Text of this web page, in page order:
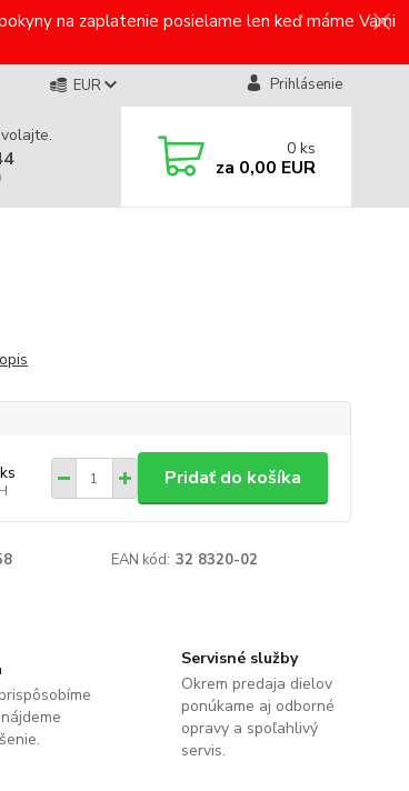
na zaplatenie posielame len keď máme Vami
EUR Prihlásenie
0 ks
za 0,00 EUR
ks Pridať do košíka
EAN kód: 32 8320-02
Servisné služby
Okrem predaja dielov
ponúkame aj odborné
opravy a spoľahlivý
servis.